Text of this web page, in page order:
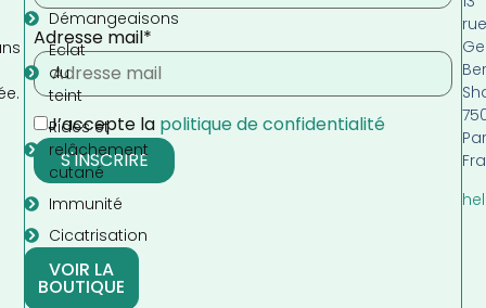
Adresse mail*
J’accepte la politique de confidentialité
Démangeaisons
Eclat
du
teint
Rides et
relâchement
cutané
Immunité
Cicatrisation
VOIR LA
BOUTIQUE
rue